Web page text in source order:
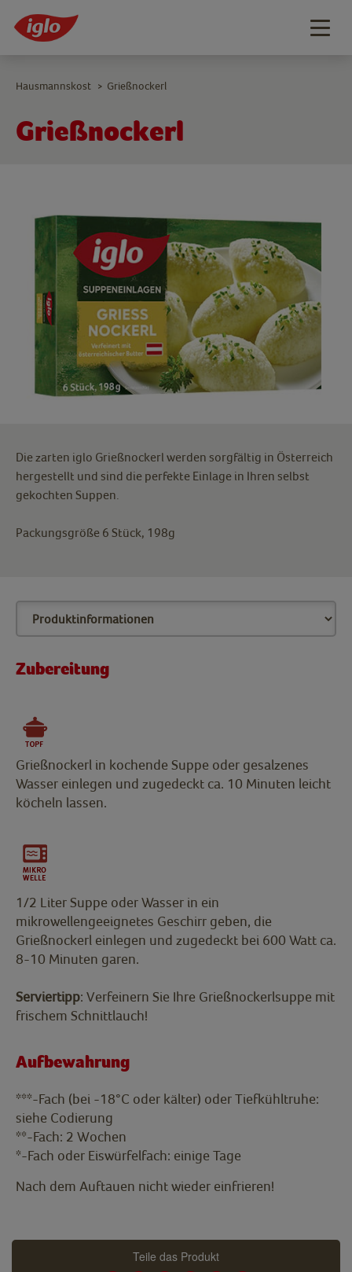
Grießnockerl
Hausmannskost > Grießnockerl
Die zarten iglo Grießnockerl werden sorgfältig in Österreich
hergestellt und sind die perfekte Einlage in Ihren selbst
gekochten Suppen.
Packungsgröße 6 Stück, 198g
Zubereitung
Grießnockerl in kochende Suppe oder gesalzenes
Wasser einlegen und zugedeckt ca. 10 Minuten leicht
köcheln lassen.
1/2 Liter Suppe oder Wasser in ein
mikrowellengeeignetes Geschirr geben, die
Grießnockerl einlegen und zugedeckt bei 600 Watt ca.
8-10 Minuten garen.
Serviertipp: Verfeinern Sie Ihre Grießnockerlsuppe mit
frischem Schnittlauch!
Aufbewahrung
***-Fach (bei -18°C oder kälter) oder Tiefkühltruhe:
siehe Codierung
**-Fach: 2 Wochen
*-Fach oder Eiswürfelfach: einige Tage
Nach dem Auftauen nicht wieder einfrieren!
Teile das Produkt